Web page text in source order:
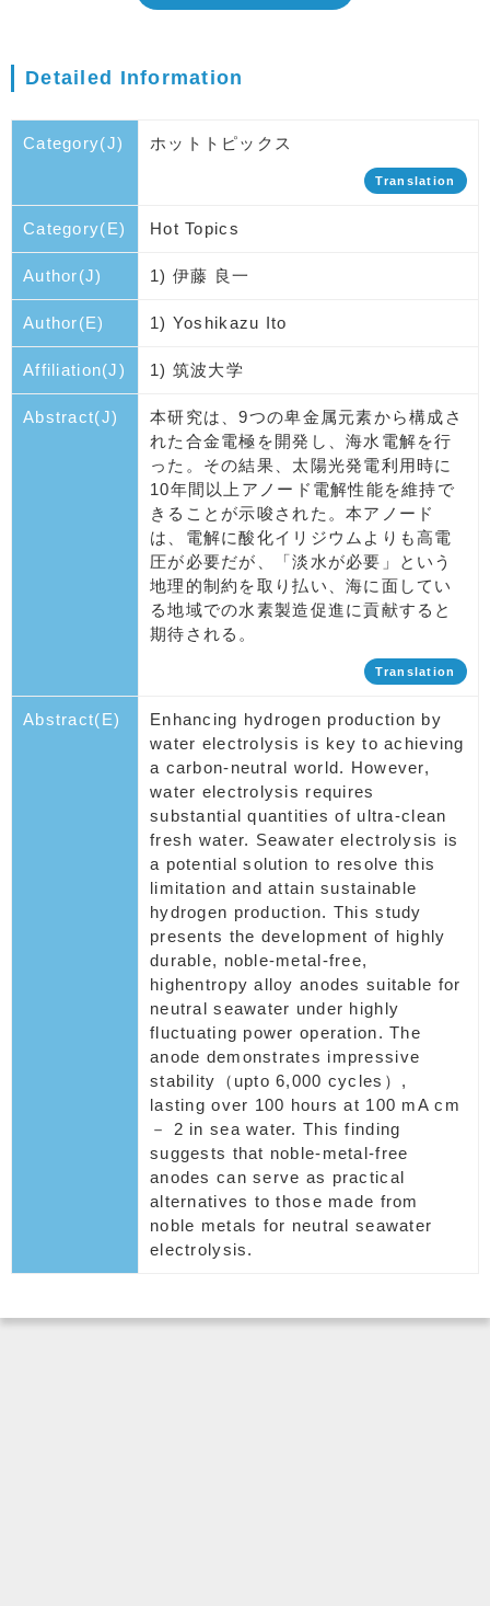
Detailed Information
Category(J) ホットトピックス
Translation
Category(E) Hot Topics
Author(J) 1) 伊藤 良一
Author(E) 1) Yoshikazu Ito
Affiliation(J) 1) 筑波大学
Abstract(J)
本研究は、9つの卑金属元素から構成さ
れた合金電極を開発し、海水電解を行
った。その結果、太陽光発電利用時に
10年間以上アノード電解性能を維持で
きることが示唆された。本アノード
は、電解に酸化イリジウムよりも高電
圧が必要だが、「淡水が必要」という
地理的制約を取り払い、海に面してい
る地域での水素製造促進に貢献すると
期待される。
Translation
Abstract(E)
Enhancing hydrogen production by
water electrolysis is key to achieving
a carbon-neutral world. However,
water electrolysis requires
substantial quantities of ultra-clean
fresh water. Seawater electrolysis is
a potential solution to resolve this
limitation and attain sustainable
hydrogen production. This study
presents the development of highly
durable, noble-metal-free,
highentropy alloy anodes suitable for
neutral seawater under highly
fluctuating power operation. The
anode demonstrates impressive
stability（upto 6,000 cycles）,
lasting over 100 hours at 100 mA cm
－ 2 in sea water. This finding
suggests that noble-metal-free
anodes can serve as practical
alternatives to those made from
noble metals for neutral seawater
electrolysis.